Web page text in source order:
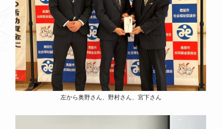
左から奥野さん、野村さん、宮下さん